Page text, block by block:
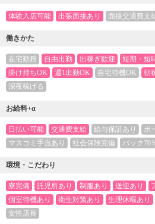
体験入店可能 出張面接あり 面接交通費支
働きかた
在宅勤務 自由出勤 出稼ぎ歓迎 短期・短
掛け持ちOK
週1出勤OK 自宅待機OK 朝
深夜稼げる
お給料+α
日払い可能 交通費支給 給与保証あり ボ
マスコミ手当あり
社会保険完備 バック70
環境・こだわり
寮完備 託児所あり 制服あり 送迎あり
個室待機あり
衛生対策あり 生理休暇あり
女性店長